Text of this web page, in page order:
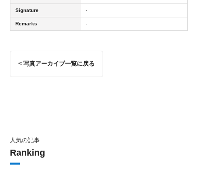
Signature -
Remarks -
< 写真アーカイブ一覧に戻る
人気の記事
Ranking